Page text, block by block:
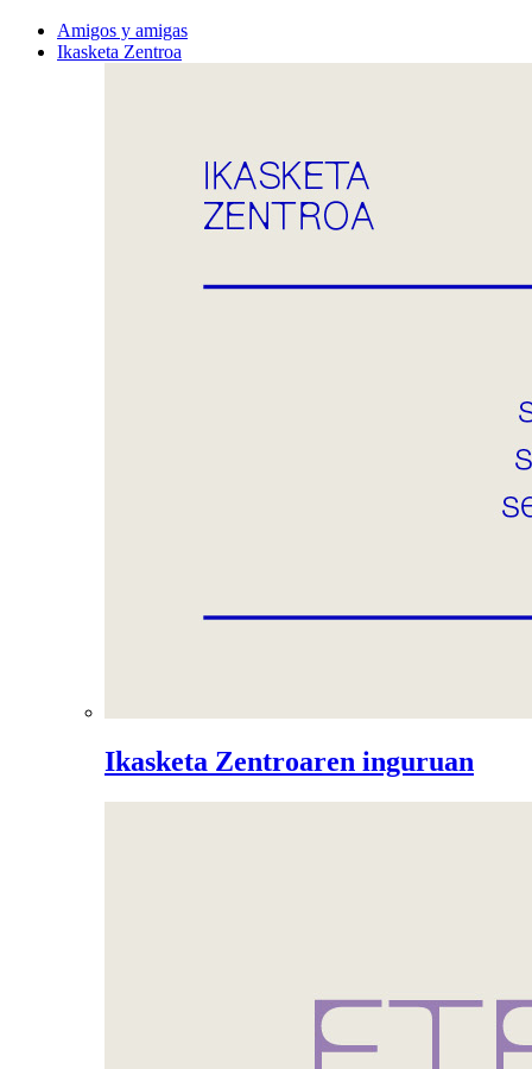
Amigos y amigas
Ikasketa Zentroa
Ikasketa Zentroaren inguruan